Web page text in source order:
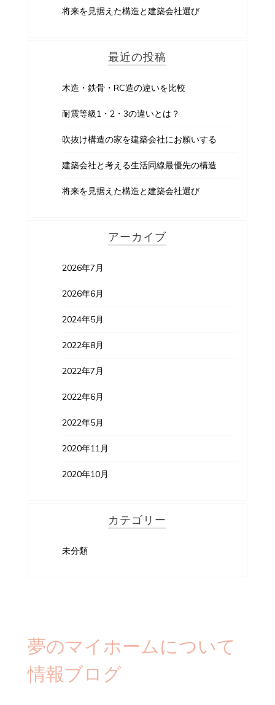
将来を見据えた構造と建築会社選び
最近の投稿
木造・鉄骨・RC造の違いを比較
耐震等級1・2・3の違いとは？
吹抜け構造の家を建築会社にお願いする
建築会社と考える生活同線最優先の構造
将来を見据えた構造と建築会社選び
アーカイブ
2026年7月
2026年6月
2024年5月
2022年8月
2022年7月
2022年6月
2022年5月
2020年11月
2020年10月
カテゴリー
未分類
夢のマイホームについて
情報ブログ